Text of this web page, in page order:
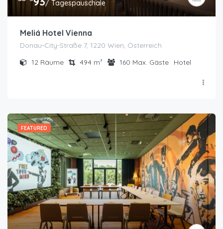
/ Tagespauschale
Meliá Hotel Vienna
Donau-City-Straße 7, 1220 Wien, Österreich
12 Räume 494 m² 160 Max. Gäste Hotel
FEATURED